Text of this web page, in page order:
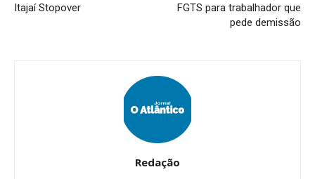
Itajaí Stopover
FGTS para trabalhador que
pede demissão
Redação